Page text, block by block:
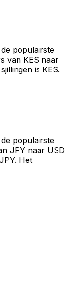
populairste
van KES naar
is KES.
populairste
JPY naar USD
Het